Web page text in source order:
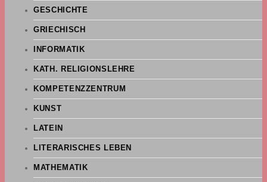
GESCHICHTE
GRIECHISCH
INFORMATIK
KATH. RELIGIONSLEHRE
KOMPETENZZENTRUM
KUNST
LATEIN
LITERARISCHES LEBEN
MATHEMATIK